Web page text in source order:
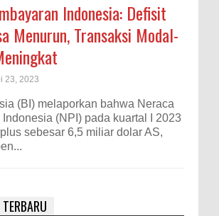
Indonesia: Defisit
Menurun, Transaksi Modal-
23, 2023
(BI) melaporkan bahwa Neraca
Indonesia (NPI) pada kuartal I 2023
sebesar 6,5 miliar dolar AS,
TERBARU